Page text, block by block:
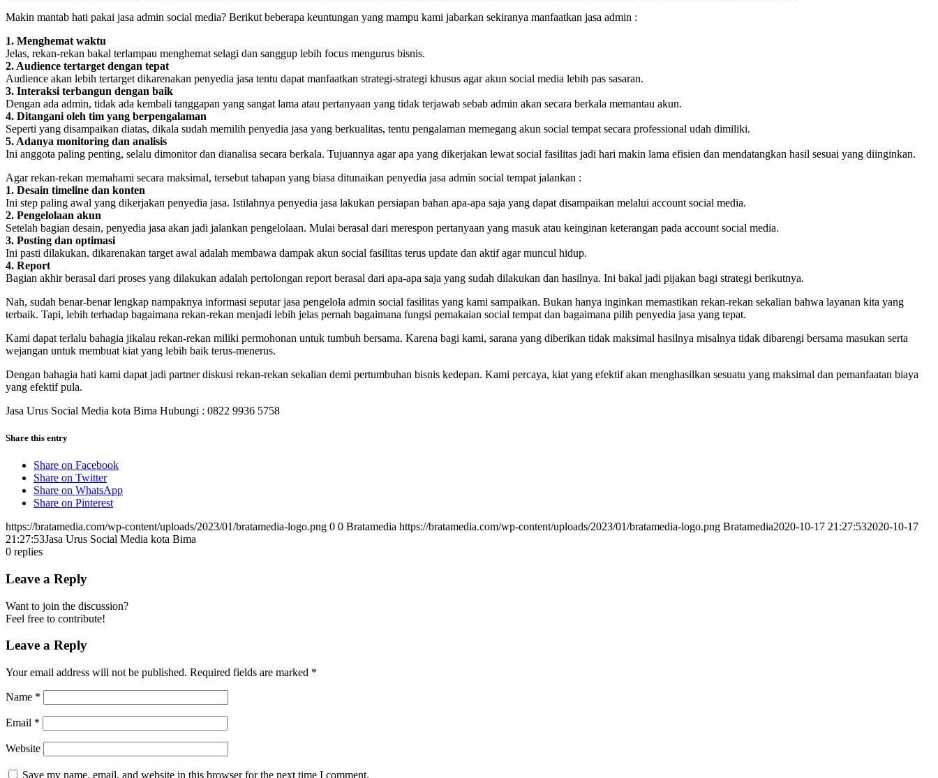
Makin mantab hati pakai jasa admin social media? Berikut beberapa keuntungan yang mampu kami jabarkan sekiranya manfaatkan jasa admin :
1. Menghemat waktu
Jelas, rekan-rekan bakal terlampau menghemat selagi dan sanggup lebih focus mengurus bisnis.
2. Audience tertarget dengan tepat
Audience akan lebih tertarget dikarenakan penyedia jasa tentu dapat manfaatkan strategi-strategi khusus agar akun social media lebih pas sasaran.
3. Interaksi terbangun dengan baik
Dengan ada admin, tidak ada kembali tanggapan yang sangat lama atau pertanyaan yang tidak terjawab sebab admin akan secara berkala memantau akun.
4. Ditangani oleh tim yang berpengalaman
Seperti yang disampaikan diatas, dikala sudah memilih penyedia jasa yang berkualitas, tentu pengalaman memegang akun social tempat secara professional udah dimiliki.
5. Adanya monitoring dan analisis
Ini anggota paling penting, selalu dimonitor dan dianalisa secara berkala. Tujuannya agar apa yang dikerjakan lewat social fasilitas jadi hari makin lama efisien dan mendatangkan hasil sesuai yang diinginkan.
Agar rekan-rekan memahami secara maksimal, tersebut tahapan yang biasa ditunaikan penyedia jasa admin social tempat jalankan :
1. Desain timeline dan konten
Ini step paling awal yang dikerjakan penyedia jasa. Istilahnya penyedia jasa lakukan persiapan bahan apa-apa saja yang dapat disampaikan melalui account social media.
2. Pengelolaan akun
Setelah bagian desain, penyedia jasa akan jadi jalankan pengelolaan. Mulai berasal dari merespon pertanyaan yang masuk atau keinginan keterangan pada account social media.
3. Posting dan optimasi
Ini pasti dilakukan, dikarenakan target awal adalah membawa dampak akun social fasilitas terus update dan aktif agar muncul hidup.
4. Report
Bagian akhir berasal dari proses yang dilakukan adalah pertolongan report berasal dari apa-apa saja yang sudah dilakukan dan hasilnya. Ini bakal jadi pijakan bagi strategi berikutnya.
Nah, sudah benar-benar lengkap nampaknya informasi seputar jasa pengelola admin social fasilitas yang kami sampaikan. Bukan hanya inginkan memastikan rekan-rekan sekalian bahwa layanan kita yang
terbaik. Tapi, lebih terhadap bagaimana rekan-rekan menjadi lebih jelas pernah bagaimana fungsi pemakaian social tempat dan bagaimana pilih penyedia jasa yang tepat.
Kami dapat terlalu bahagia jikalau rekan-rekan miliki permohonan untuk tumbuh bersama. Karena bagi kami, sarana yang diberikan tidak maksimal hasilnya misalnya tidak dibarengi bersama masukan serta
wejangan untuk membuat kiat yang lebih baik terus-menerus.
Dengan bahagia hati kami dapat jadi partner diskusi rekan-rekan sekalian demi pertumbuhan bisnis kedepan. Kami percaya, kiat yang efektif akan menghasilkan sesuatu yang maksimal dan pemanfaatan biaya
yang efektif pula.
Jasa Urus Social Media kota Bima Hubungi : 0822 9936 5758
Share this entry
Share on Facebook
Share on Twitter
Share on WhatsApp
Share on Pinterest
https://bratamedia.com/wp-content/uploads/2023/01/bratamedia-logo.png 0 0 Bratamedia https://bratamedia.com/wp-content/uploads/2023/01/bratamedia-logo.png Bratamedia2020-10-17 21:27:532020-10-17
21:27:53Jasa Urus Social Media kota Bima
0 replies
Leave a Reply
Want to join the discussion?
Feel free to contribute!
Leave a Reply
Your email address will not be published. Required fields are marked *
Name *
Email *
Website
Save my name, email, and website in this browser for the next time I comment.